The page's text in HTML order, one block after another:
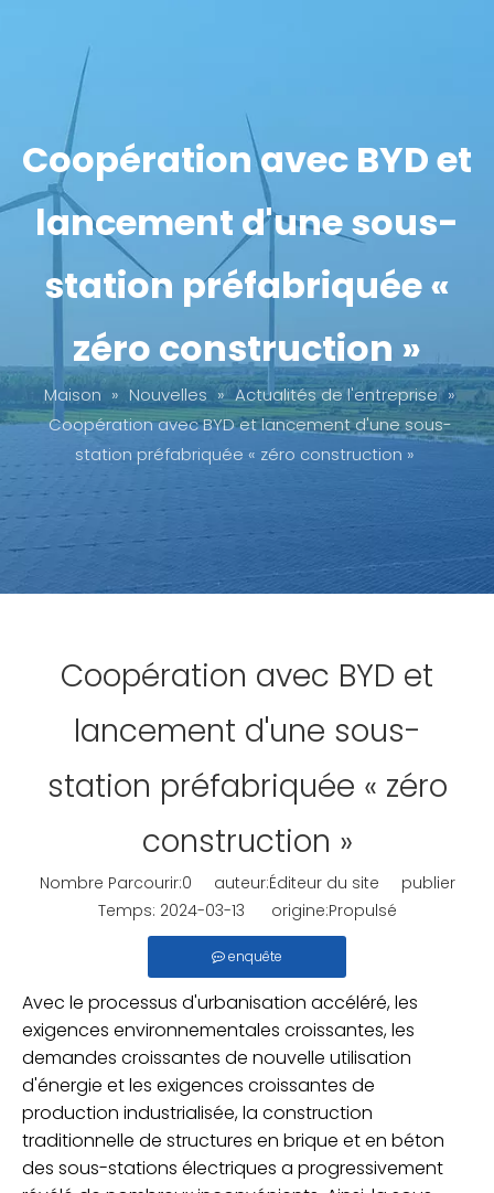
Coopération avec BYD et
lancement d'une sous-
station préfabriquée «
zéro construction »
Maison » Nouvelles » Actualités de l'entreprise »
Coopération avec BYD et lancement d'une sous-
station préfabriquée « zéro construction »
Coopération avec BYD et
lancement d'une sous-
station préfabriquée « zéro
construction »
Nombre Parcourir:0 auteur:Éditeur du site publier
Temps: 2024-03-13 origine:Propulsé
enquête
Avec le processus d'urbanisation accéléré, les
exigences environnementales croissantes, les
demandes croissantes de nouvelle utilisation
d'énergie et les exigences croissantes de
production industrialisée, la construction
traditionnelle de structures en brique et en béton
des sous-stations électriques a progressivement